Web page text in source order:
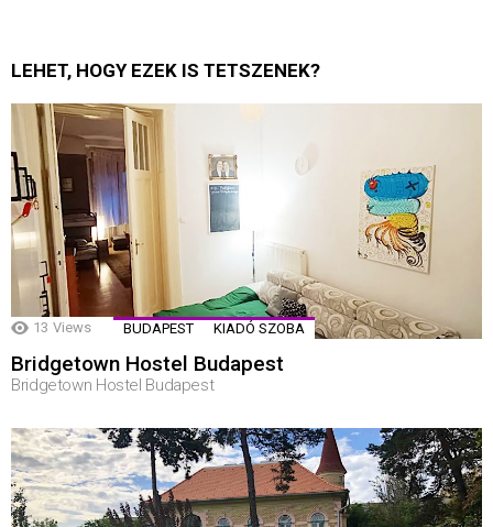
LEHET, HOGY EZEK IS TETSZENEK?
13 Views BUDAPEST KIADÓ SZOBA
Bridgetown Hostel Budapest
Bridgetown Hostel Budapest